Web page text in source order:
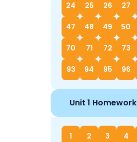
24 25 26 27
47 48 49 50
70 71 72 73
93 94 95 96
Unit 1 Homework
1 2 3 4